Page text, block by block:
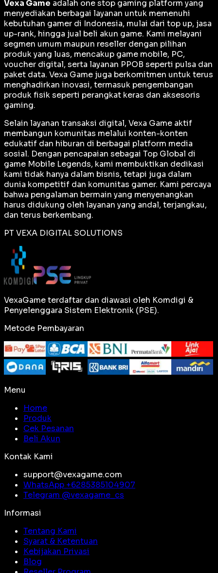
Vexa Game adalah one stop gaming platform yang
menyediakan berbagai layanan untuk memenuhi
kebutuhan gamer di Indonesia, mulai dari top up, jasa
up-rank, hingga jual beli akun game. Kami melayani
segmen umum maupun reseller dengan pilihan
produk yang luas, mencakup game mobile, PC,
voucher digital, serta layanan PPOB seperti pulsa dan
paket data. Vexa Game juga berkomitmen untuk terus
menghadirkan inovasi, termasuk pengembangan
produk fisik seperti perangkat keras dan aksesoris
gaming.
Selain layanan transaksi digital, Vexa Game aktif
membangun komunitas melalui konten-konten
edukatif dan hiburan di berbagai platform media
sosial. Dengan pencapaian sebagai Top Global di
game Mobile Legends, kami membuktikan dedikasi
kami tidak hanya dalam bisnis, tetapi juga dalam
dunia kompetitif dan komunitas gamer. Kami percaya
bahwa pengalaman bermain yang menyenangkan
harus didukung oleh layanan yang andal, terjangkau,
dan terus berkembang.
PT VEXA DIGITAL SOLUTIONS
VexaGame terdaftar dan diawasi oleh Komdigi &
Penyelenggara Sistem Elektronik (PSE).
Metode Pembayaran
Menu
Home
Produk
Cek Pesanan
Beli Akun
Kontak Kami
support@vexagame.com
WhatsApp +6285385104907
Telegram @vexagame_cs
Informasi
Tentang Kami
Syarat & Ketentuan
Kebijakan Privasi
Blog